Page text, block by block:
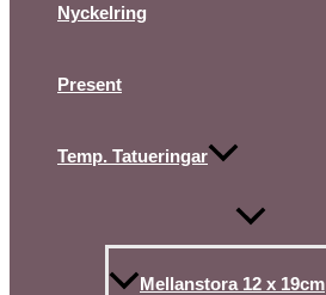
Nyckelring
Present
Temp. Tatueringar
Mellanstora 12 x 19cm